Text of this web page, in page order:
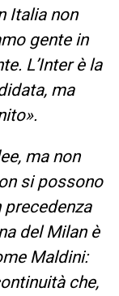
Italia non
gente in
L’Inter è la
ma
ma non
si possono
del Milan è
Maldini:
che,